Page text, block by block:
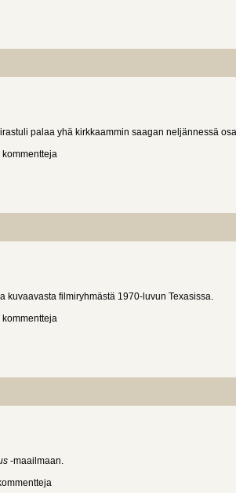
palaa yhä kirkkaammin saagan neljännessä
kommentteja
kuvaavasta filmiryhmästä 1970-luvun Texasissa.
kommentteja
-maailmaan.